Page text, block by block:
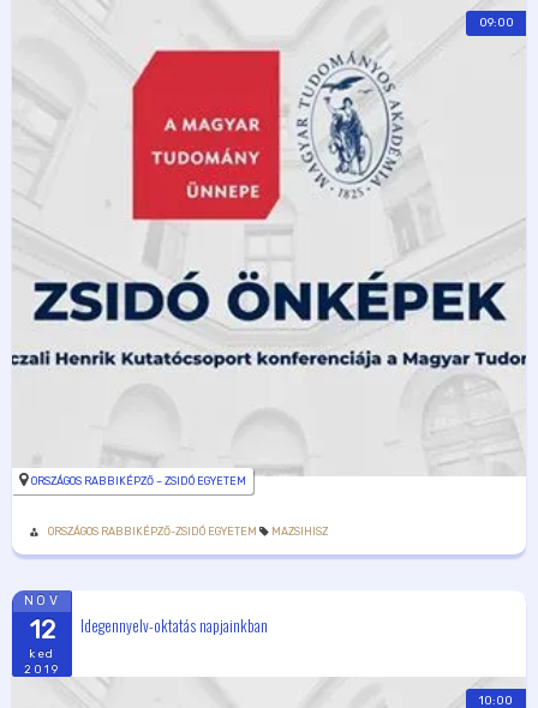
09:00
ORSZÁGOS RABBIKÉPZŐ – ZSIDÓ EGYETEM
ORSZÁGOS RABBIKÉPZŐ-ZSIDÓ EGYETEM MAZSIHISZ
NOV
12
ked
2019
Idegennyelv-oktatás napjainkban
10:00